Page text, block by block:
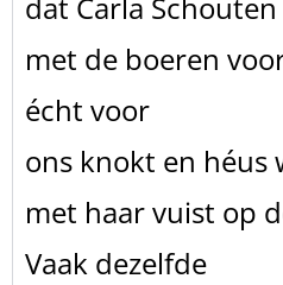
dat Carla
met de boeren
écht voor
ons knokt en héus
met haar vuist op
Vaak dezelfde